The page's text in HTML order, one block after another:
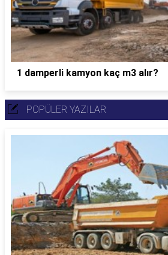
1 damperli kamyon kaç m3 alır?
POPÜLER YAZILAR